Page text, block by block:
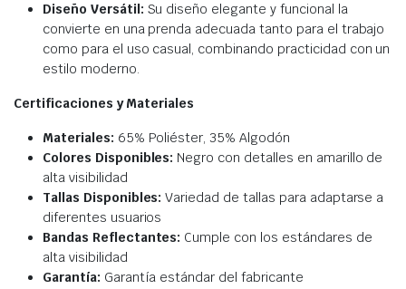
Diseño Versátil: Su diseño elegante y funcional la
convierte en una prenda adecuada tanto para el trabajo
como para el uso casual, combinando practicidad con un
estilo moderno.
Certificaciones y Materiales
Materiales: 65% Poliéster, 35% Algodón
Colores Disponibles: Negro con detalles en amarillo de
alta visibilidad
Tallas Disponibles: Variedad de tallas para adaptarse a
diferentes usuarios
Bandas Reflectantes: Cumple con los estándares de
alta visibilidad
Garantía: Garantía estándar del fabricante